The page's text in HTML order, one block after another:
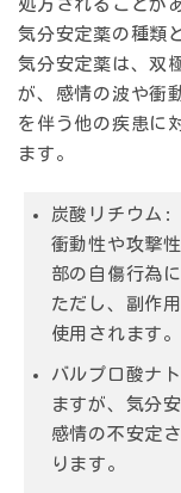
処方されることが
気分安定薬の種類
気分安定薬は、双
が、感情の波や衝
を伴う他の疾患に
ます。
炭酸リチウム:
衝動性や攻撃
部の自傷行為
ただし、副作
使用されます。
バルプロ酸ナ
ますが、気分
感情の不安定
ります。